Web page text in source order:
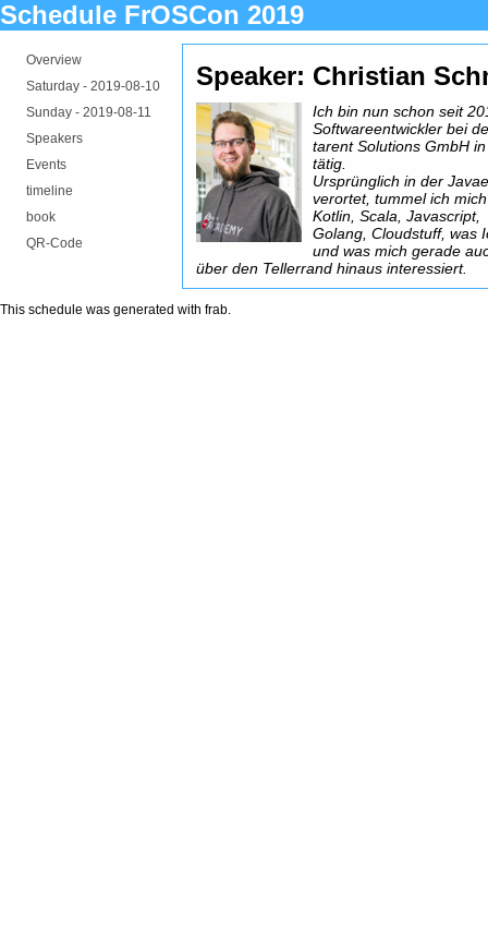
Schedule FrOSCon 2019
Overview
Saturday - 2019-08-10
Sunday - 2019-08-11
Speakers
Events
timeline
book
QR-Code
Speaker: Christian
Ich bin nun schon seit
Softwareentwickler bei
tarent Solutions GmbH
tätig.
Ursprünglich in der
verortet, tummel ich
Kotlin, Scala, Javascript,
Golang, Cloudstuff, was
und was mich gerade
über den Tellerrand hinaus interessiert.
This schedule was generated with frab.